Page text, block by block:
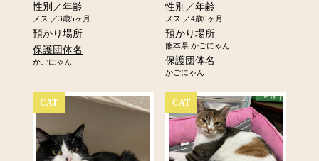
性別／年齢
メス ／3歳5ヶ月
預かり場所
保護団体名
かごにゃん
性別／年齢
メス ／4歳0ヶ月
預かり場所
熊本県 かごにゃん
保護団体名
かごにゃん
CAT CAT